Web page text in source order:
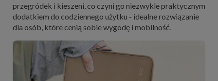
przegródek i kieszeni, co czyni go niezwykle praktycznym
dodatkiem do codziennego użytku - idealne rozwiązanie
dla osób, które cenią sobie wygodę i mobilność.